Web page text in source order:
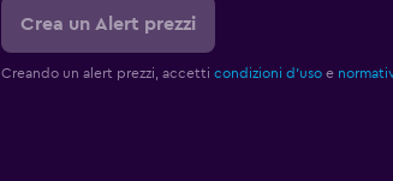
Crea un Alert prezzi
Creando un alert prezzi, accetti condizioni d'usoe